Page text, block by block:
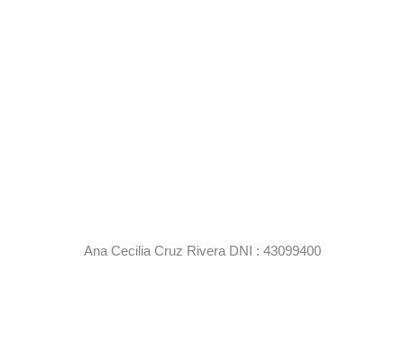
Ana Cecilia Cruz Rivera DNI : 43099400